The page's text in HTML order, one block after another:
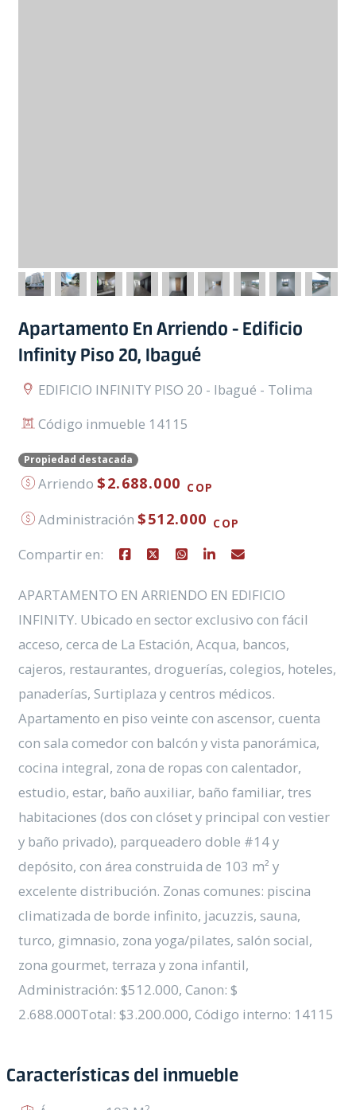
Apartamento En Arriendo - Edificio
Infinity Piso 20, Ibagué
EDIFICIO INFINITY PISO 20 - Ibagué - Tolima
Código inmueble 14115
Propiedad destacada
Arriendo$2.688.000 COP
Administración$512.000 COP
Compartir en:
APARTAMENTO EN ARRIENDO EN EDIFICIO
INFINITY. Ubicado en sector exclusivo con fácil
acceso, cerca de La Estación, Acqua, bancos,
cajeros, restaurantes, droguerías, colegios, hoteles,
panaderías, Surtiplaza y centros médicos.
Apartamento en piso veinte con ascensor, cuenta
con sala comedor con balcón y vista panorámica,
cocina integral, zona de ropas con calentador,
estudio, estar, baño auxiliar, baño familiar, tres
habitaciones (dos con clóset y principal con vestier
y baño privado), parqueadero doble #14 y
depósito, con área construida de 103 m² y
excelente distribución. Zonas comunes: piscina
climatizada de borde infinito, jacuzzis, sauna,
turco, gimnasio, zona yoga/pilates, salón social,
zona gourmet, terraza y zona infantil,
Administración: $512.000, Canon: $
2.688.000Total: $3.200.000, Código interno: 14115
Características del inmueble